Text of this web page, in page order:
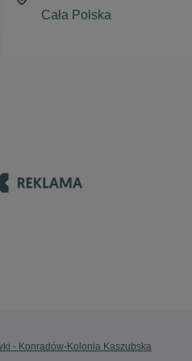
- Konradów-Kolonia Kaszubska